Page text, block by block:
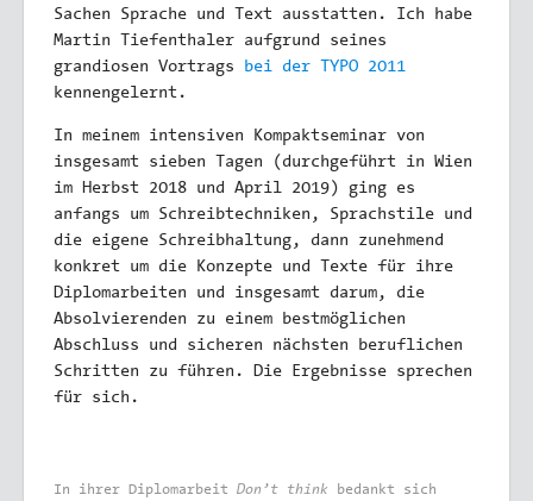
Sachen Sprache und Text ausstatten. Ich habe
Martin Tiefenthaler aufgrund seines
grandiosen Vortrags bei der TYPO 2011
kennengelernt.
In meinem intensiven Kompaktseminar von
insgesamt sieben Tagen (durchgeführt in Wien
im Herbst 2018 und April 2019) ging es
anfangs um Schreibtechniken, Sprachstile und
die eigene Schreibhaltung, dann zunehmend
konkret um die Konzepte und Texte für ihre
Diplomarbeiten und insgesamt darum, die
Absolvierenden zu einem bestmöglichen
Abschluss und sicheren nächsten beruflichen
Schritten zu führen. Die Ergebnisse sprechen
für sich.
In ihrer Diplomarbeit Don’t think bedankt sich